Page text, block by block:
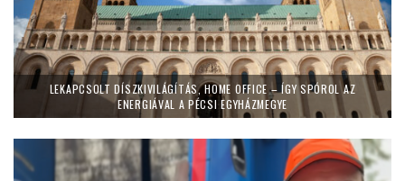
LEKAPCSOLT DÍSZKIVILÁGÍTÁS, HOME OFFICE – ÍGY SPÓROL AZ
ENERGIÁVAL A PÉCSI EGYHÁZMEGYE